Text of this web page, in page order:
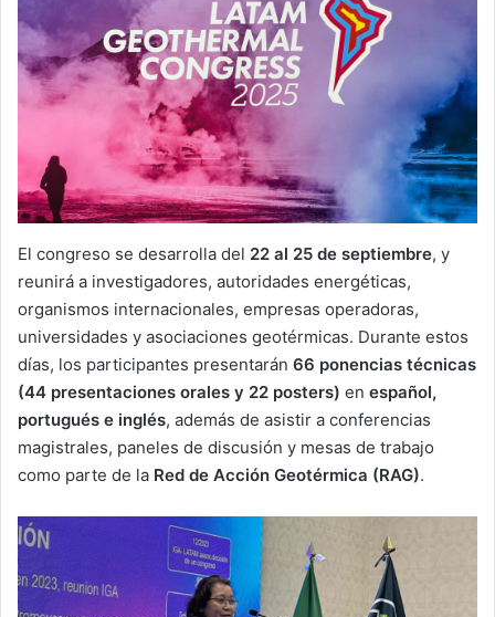
El congreso se desarrolla del 22 al 25 de septiembre, y
reunirá a investigadores, autoridades energéticas,
organismos internacionales, empresas operadoras,
universidades y asociaciones geotérmicas. Durante estos
días, los participantes presentarán 66 ponencias técnicas
(44 presentaciones orales y 22 posters) en español,
portugués e inglés, además de asistir a conferencias
magistrales, paneles de discusión y mesas de trabajo
como parte de la Red de Acción Geotérmica (RAG).